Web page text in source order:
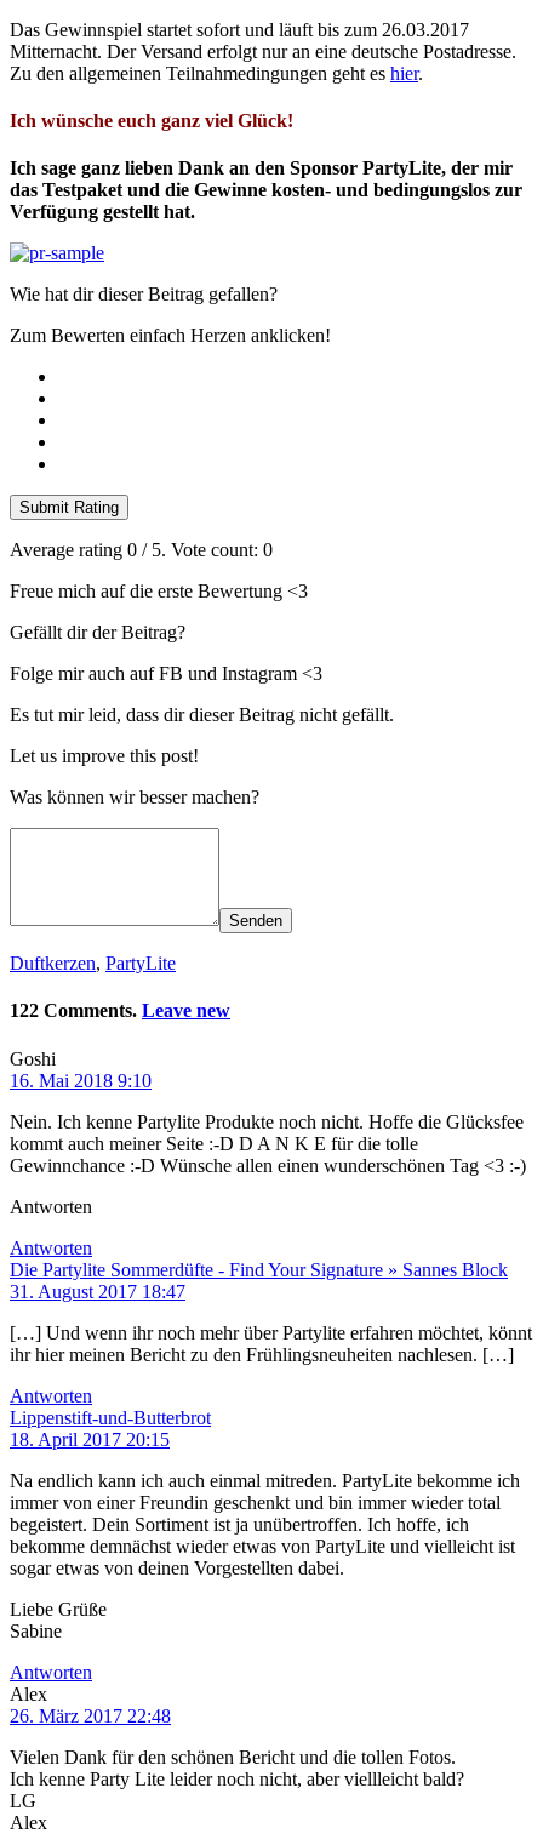
Das Gewinnspiel startet sofort und läuft bis zum 26.03.2017
Mitternacht. Der Versand erfolgt nur an eine deutsche Postadresse.
Zu den allgemeinen Teilnahmedingungen geht es hier.
Ich wünsche euch ganz viel Glück!
Ich sage ganz lieben Dank an den Sponsor PartyLite, der mir
das Testpaket und die Gewinne kosten- und bedingungslos zur
Verfügung gestellt hat.
Wie hat dir dieser Beitrag gefallen?
Zum Bewerten einfach Herzen anklicken!
Submit Rating
Average rating 0 / 5. Vote count: 0
Freue mich auf die erste Bewertung <3
Gefällt dir der Beitrag?
Folge mir auch auf FB und Instagram <3
Es tut mir leid, dass dir dieser Beitrag nicht gefällt.
Let us improve this post!
Was können wir besser machen?
Senden
Duftkerzen, PartyLite
122 Comments. Leave new
Goshi
16. Mai 2018 9:10
Nein. Ich kenne Partylite Produkte noch nicht. Hoffe die Glücksfee
kommt auch meiner Seite :-D D A N K E für die tolle
Gewinnchance :-D Wünsche allen einen wunderschönen Tag <3 :-)
Antworten
Antworten
Die Partylite Sommerdüfte - Find Your Signature » Sannes Block
31. August 2017 18:47
[…] Und wenn ihr noch mehr über Partylite erfahren möchtet, könnt
ihr hier meinen Bericht zu den Frühlingsneuheiten nachlesen. […]
Antworten
Lippenstift-und-Butterbrot
18. April 2017 20:15
Na endlich kann ich auch einmal mitreden. PartyLite bekomme ich
immer von einer Freundin geschenkt und bin immer wieder total
begeistert. Dein Sortiment ist ja unübertroffen. Ich hoffe, ich
bekomme demnächst wieder etwas von PartyLite und vielleicht ist
sogar etwas von deinen Vorgestellten dabei.
Liebe Grüße
Sabine
Antworten
Alex
26. März 2017 22:48
Vielen Dank für den schönen Bericht und die tollen Fotos.
Ich kenne Party Lite leider noch nicht, aber viellleicht bald?
LG
Alex